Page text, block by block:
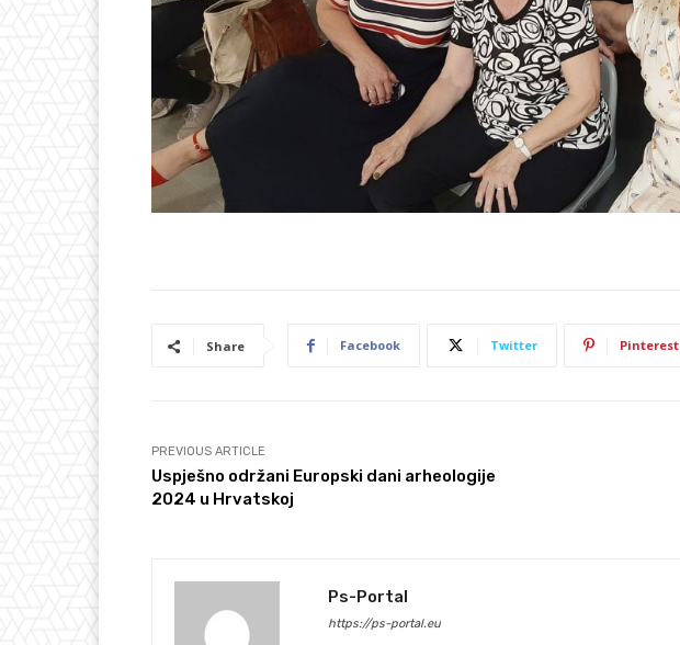
Share Facebook Twitter Pinterest
PREVIOUS ARTICLE
Uspješno održani Europski dani arheologije
2024 u Hrvatskoj
Ps-Portal
https://ps-portal.eu